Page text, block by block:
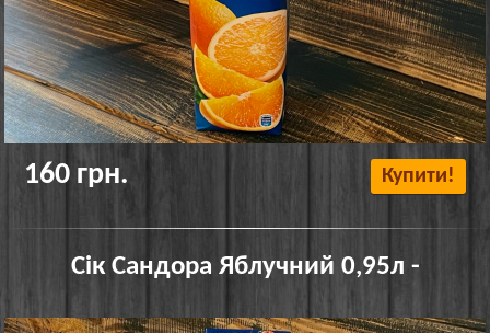
160 грн. Купити!
Сік Сандора Яблучний 0,95л -